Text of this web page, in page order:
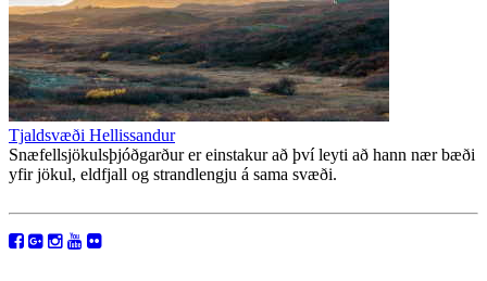
Tjaldsvæði Hellissandur
Snæfellsjökulsþjóðgarður er einstakur að því leyti að hann nær bæði
yfir jökul, eldfjall og strandlengju á sama svæði.